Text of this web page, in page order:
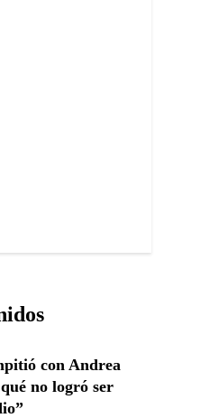
con Andrea
no logró ser